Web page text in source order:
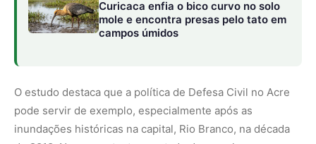
ações para lidar com riscos, antecipando cenários e
tomando decisões informadas”, diz Lima-Silva.
Um exemplo prático é o sistema de monitoramento do
fluvial e tomar medidas preventivas, como preparar
abrigos e avisar moradores das áreas afetadas. “Dados
combinados fornecem estimativas que permitem ações